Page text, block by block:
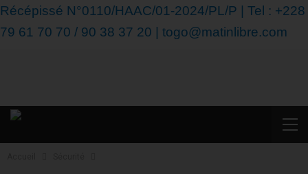
Récépissé N°0110/HAAC/01-2024/PL/P | Tel : +228
79 61 70 70 / 90 38 37 20 | togo@matinlibre.com